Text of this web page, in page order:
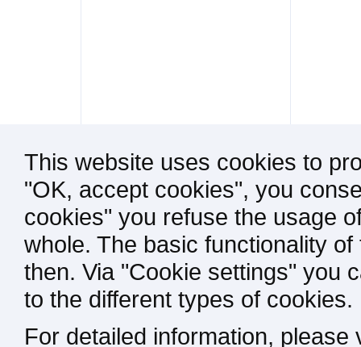
This website uses cookies to
"OK, accept cookies", you
cookies" you refuse the usage
whole. The basic functionality
then. Via "Cookie settings" you
to the different types of cookies.
For detailed information,